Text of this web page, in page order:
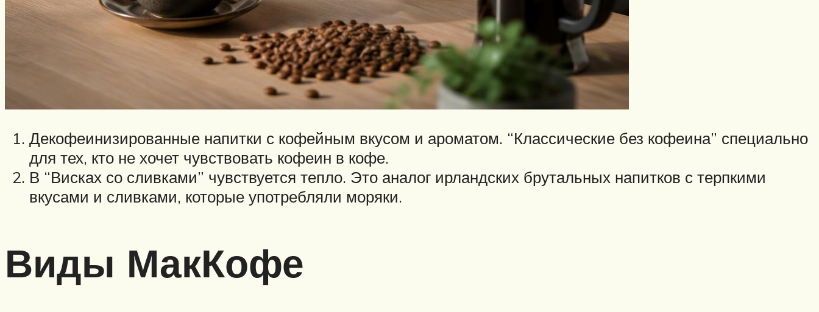
Декофеинизированные напитки с кофейным вкусом и ароматом. “Классические без кофеина” специально
для тех, кто не хочет чувствовать кофеин в кофе.
В “Висках со сливками” чувствуется тепло. Это аналог ирландских брутальных напитков с терпкими
вкусами и сливками, которые употребляли моряки.
Виды МакКофе